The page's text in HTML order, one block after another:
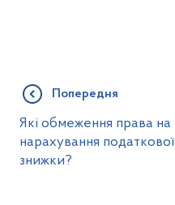
Попередня
Які обмеження права на
нарахування податкової
знижки?